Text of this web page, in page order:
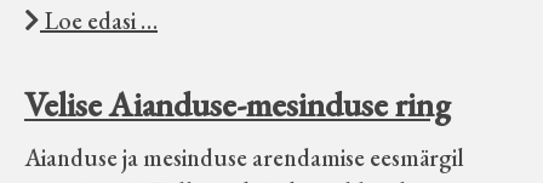
Loe edasi …
Velise Aianduse-mesinduse ring
Aianduse ja mesinduse arendamise eesmärgil